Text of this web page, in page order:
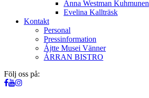
Anna Westman Kuhmunen
Evelina Kallträsk
Kontakt
Personal
Pressinformation
Ájtte Musei Vänner
ÁRRAN BISTRO
Följ oss på: